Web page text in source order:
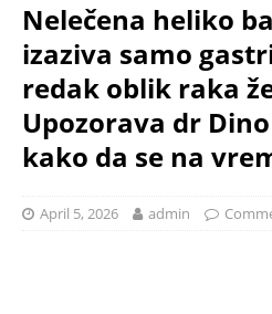
Nelečena heliko
izaziva samo
redak oblik raka
Upozorava dr
kako da se na
April 5, 2026 admin